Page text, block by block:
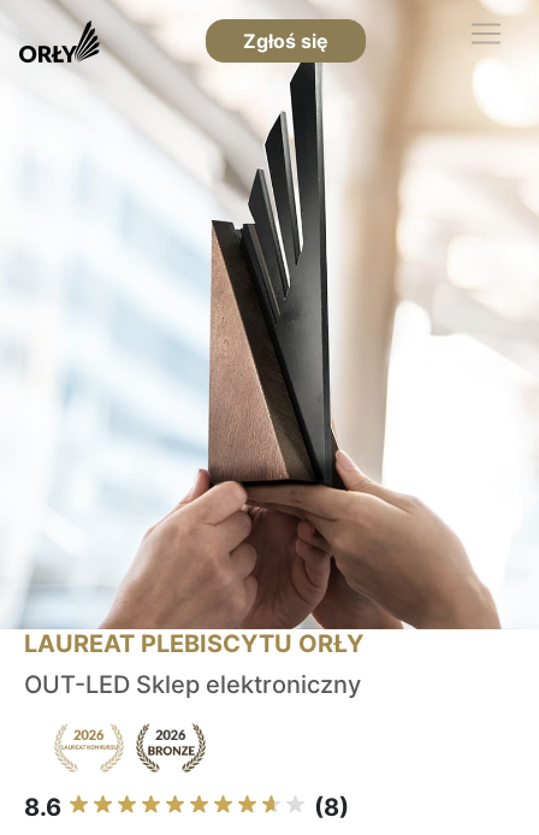
Zgłoś się
LAUREAT PLEBISCYTU ORŁY
OUT-LED Sklep elektroniczny
8.6 (8)